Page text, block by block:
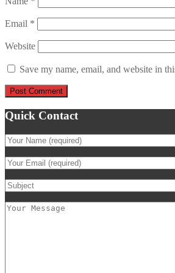
Email *
Website
Save my name, email, and website in
Quick Contact